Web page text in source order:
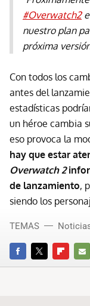
#Overwatch2
nuestro plan
próxima
Con todos los
antes del
estadísticas
un héroe cambia
eso provoca la
hay que estar
Overwatch 2
de lanzamiento,
siendo los
FACEBOOKTWITTER
E-
TEMAS